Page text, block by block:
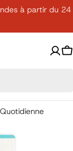
à partir du 24